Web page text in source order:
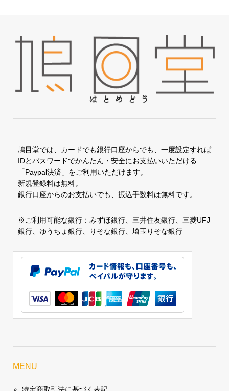
鳩目堂では、カードでも銀行口座からでも、一度設定すれば
IDとパスワードでかんたん・安全にお支払いいただける
「Paypal決済」をご利用いただけます。
新規登録料は無料。
銀行口座からのお支払いでも、振込手数料は無料です。
※ご利用可能な銀行：みずほ銀行、三井住友銀行、三菱UFJ
銀行、ゆうちょ銀行、りそな銀行、埼玉りそな銀行
MENU